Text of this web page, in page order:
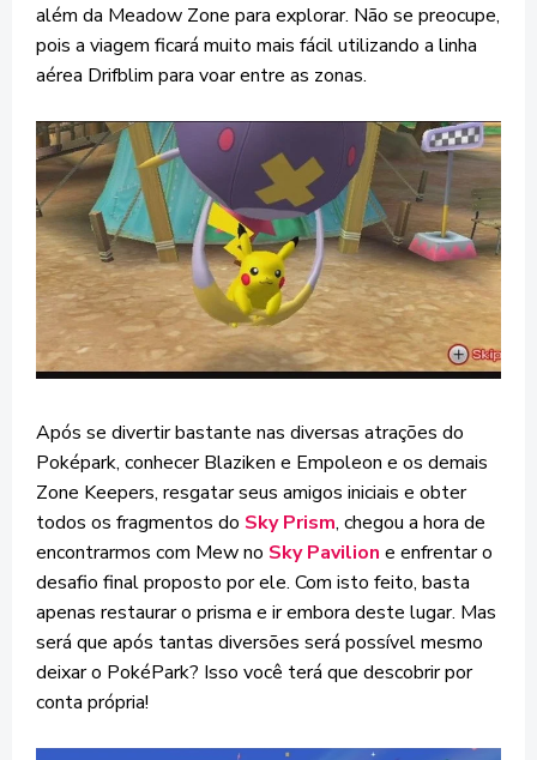
além da Meadow Zone para explorar. Não se preocupe,
pois a viagem ficará muito mais fácil utilizando a linha
aérea Drifblim para voar entre as zonas.
Após se divertir bastante nas diversas atrações do
Poképark, conhecer Blaziken e Empoleon e os demais
Zone Keepers, resgatar seus amigos iniciais e obter
todos os fragmentos do Sky Prism, chegou a hora de
encontrarmos com Mew no Sky Pavilion e enfrentar o
desafio final proposto por ele. Com isto feito, basta
apenas restaurar o prisma e ir embora deste lugar. Mas
será que após tantas diversões será possível mesmo
deixar o PokéPark? Isso você terá que descobrir por
conta própria!